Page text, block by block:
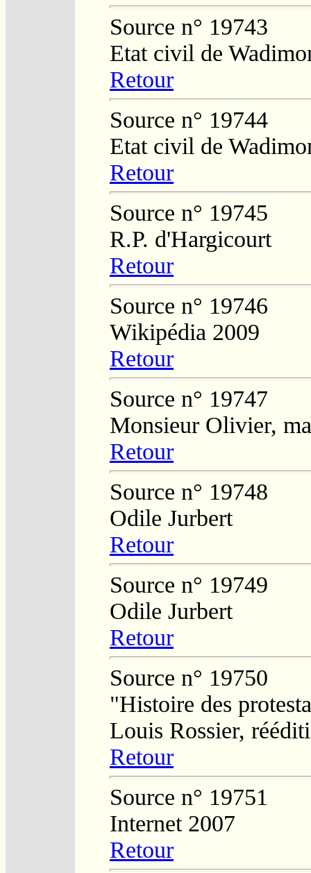
Source n° 19743
Etat civil de
Retour
Source n° 19744
Etat civil de
Retour
Source n° 19745
R.P. d'Hargicourt
Retour
Source n° 19746
Wikipédia 2009
Retour
Source n° 19747
Monsieur Olivier,
Retour
Source n° 19748
Odile Jurbert
Retour
Source n° 19749
Odile Jurbert
Retour
Source n° 19750
"Histoire des
Louis Rossier,
Retour
Source n° 19751
Internet 2007
Retour